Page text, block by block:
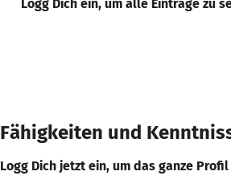
Logg Dich ein, um alle Einträge zu
Fähigkeiten und
Logg Dich jetzt ein, um das ganze Profil